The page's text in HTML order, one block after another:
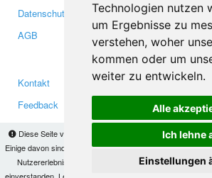
Technologien nutzen
um Ergebnisse zu
verstehen, woher
kommen oder um
weiter zu entwickeln.
Alle
Ich lehne
Einstellungen
Diese Seite verwendet Cookies, um Informationen auf
Einige davon sind notwendig, damit unsere Seite
Nutzererlebnis zu verbessern. Mit der Nutzung dieser
Datenschutzerklärung
AGB
Medien
Kontakt
Feedback
Twitter